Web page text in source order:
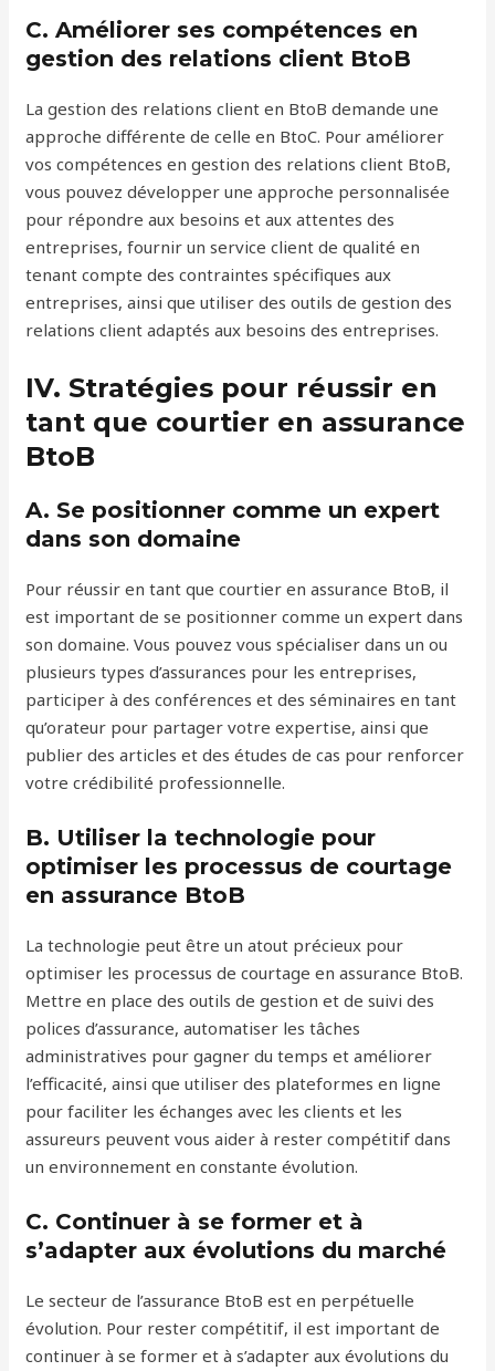
C. Améliorer ses compétences en
gestion des relations client BtoB
La gestion des relations client en BtoB demande une
approche différente de celle en BtoC. Pour améliorer
vos compétences en gestion des relations client BtoB,
vous pouvez développer une approche personnalisée
pour répondre aux besoins et aux attentes des
entreprises, fournir un service client de qualité en
tenant compte des contraintes spécifiques aux
entreprises, ainsi que utiliser des outils de gestion des
relations client adaptés aux besoins des entreprises.
IV. Stratégies pour réussir en
tant que courtier en assurance
BtoB
A. Se positionner comme un expert
dans son domaine
Pour réussir en tant que courtier en assurance BtoB, il
est important de se positionner comme un expert dans
son domaine. Vous pouvez vous spécialiser dans un ou
plusieurs types d’assurances pour les entreprises,
participer à des conférences et des séminaires en tant
qu’orateur pour partager votre expertise, ainsi que
publier des articles et des études de cas pour renforcer
votre crédibilité professionnelle.
B. Utiliser la technologie pour
optimiser les processus de courtage
en assurance BtoB
La technologie peut être un atout précieux pour
optimiser les processus de courtage en assurance BtoB.
Mettre en place des outils de gestion et de suivi des
polices d’assurance, automatiser les tâches
administratives pour gagner du temps et améliorer
l’efficacité, ainsi que utiliser des plateformes en ligne
pour faciliter les échanges avec les clients et les
assureurs peuvent vous aider à rester compétitif dans
un environnement en constante évolution.
C. Continuer à se former et à
s’adapter aux évolutions du marché
Le secteur de l’assurance BtoB est en perpétuelle
évolution. Pour rester compétitif, il est important de
continuer à se former et à s’adapter aux évolutions du